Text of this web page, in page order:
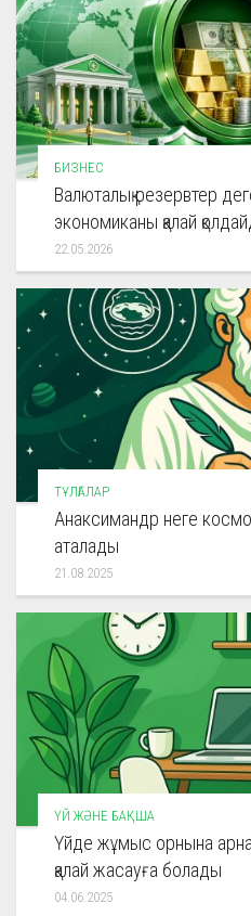
БИЗНЕС
Валюталық резервтер
экономиканы қалай
22.05.2026
ТҰЛҒАЛАР
Анаксимандр неге
аталады
21.08.2025
ҮЙ ЖӘНЕ БАҚША
Үйде жұмыс орнына
қалай жасауға болады
04.06.2025